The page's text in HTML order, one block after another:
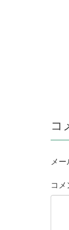
コ
メ
コメ